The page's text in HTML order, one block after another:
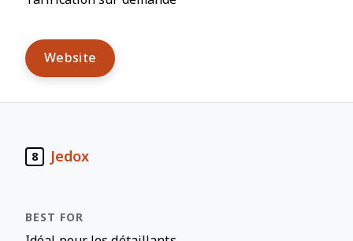
Website
8 Jedox